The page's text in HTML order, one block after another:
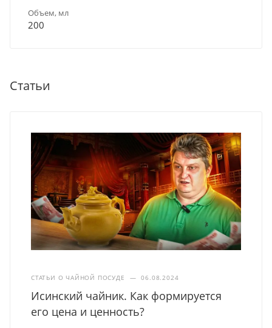
Объем, мл
200
Статьи
СТАТЬИ О ЧАЙНОЙ ПОСУДЕ — 06.08.2024
Исинский чайник. Как формируется
его цена и ценность?